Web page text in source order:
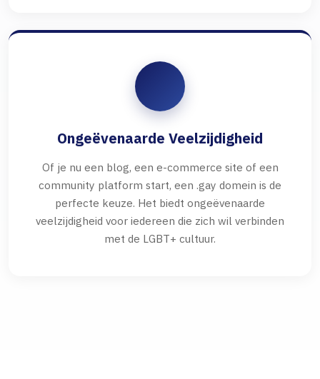
Ongeëvenaarde Veelzijdigheid
Of je nu een blog, een e-commerce site of een
community platform start, een .gay domein is de
perfecte keuze. Het biedt ongeëvenaarde
veelzijdigheid voor iedereen die zich wil verbinden
met de LGBT+ cultuur.